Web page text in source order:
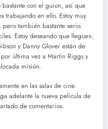
con el guion, así que
trabajando en ello. Estoy muy
también bastante serio.
Estoy deseando que llegue»,
y Danny Glover están de
última vez a Martin Riggs y
misión.
en las salas de cine.
adelante la nueva película de
de comentarios.